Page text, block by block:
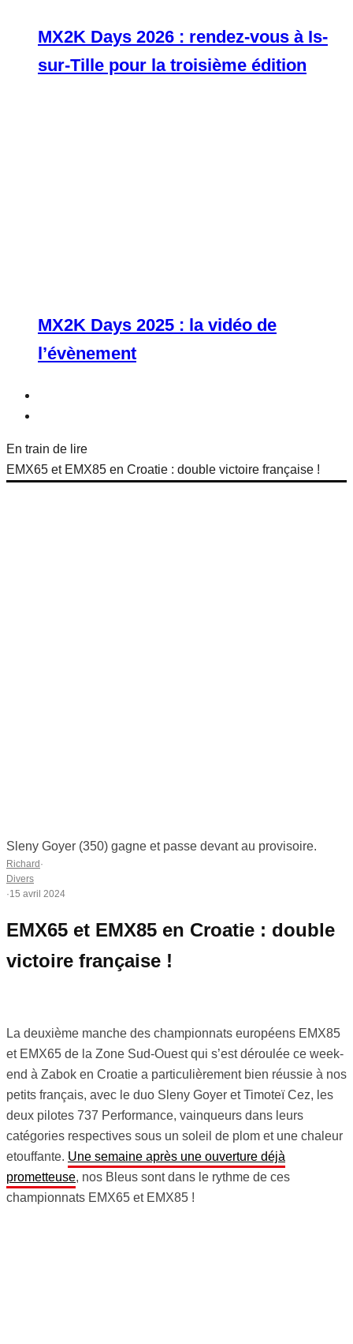
MX2K Days 2026 : rendez-vous à Is-
sur-Tille pour la troisième édition
MX2K Days 2025 : la vidéo de
l’évènement
En train de lire
EMX65 et EMX85 en Croatie : double victoire française !
Sleny Goyer (350) gagne et passe devant au provisoire.
Richard ·
Divers
·15 avril 2024
EMX65 et EMX85 en Croatie : double
victoire française !
La deuxième manche des championnats européens EMX85
et EMX65 de la Zone Sud-Ouest qui s’est déroulée ce week-
end à Zabok en Croatie a particulièrement bien réussie à nos
petits français, avec le duo Sleny Goyer et Timoteï Cez, les
deux pilotes 737 Performance, vainqueurs dans leurs
catégories respectives sous un soleil de plom et une chaleur
etouffante. Une semaine après une ouverture déjà
prometteuse, nos Bleus sont dans le rythme de ces
championnats EMX65 et EMX85 !